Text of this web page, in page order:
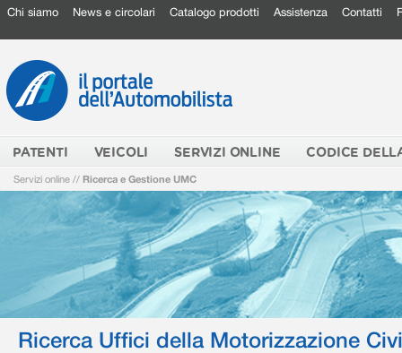
Chi siamo News e circolari Catalogo prodotti Assistenza Contatti
PATENTI VEICOLI SERVIZI ONLINE CODICE
Servizi online // Ricerca e Gestione UMC
Ricerca Uffici della Motorizzazione